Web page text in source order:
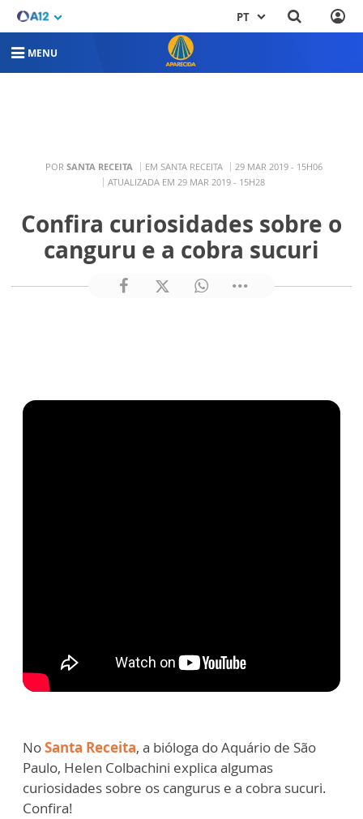
PT
MENU
POR SANTA RECEITA EM SANTA RECEITA
29 MAR 2019 - 15H06
ATUALIZADA EM 29 MAR 2019 - 15H28
Confira curiosidades sobre o
canguru e a cobra sucuri
NoSanta Receita, a bióloga do Aquário de São
Paulo, Helen Colbachini explica algumas
curiosidades sobre os cangurus e a cobra sucuri.
Confira!